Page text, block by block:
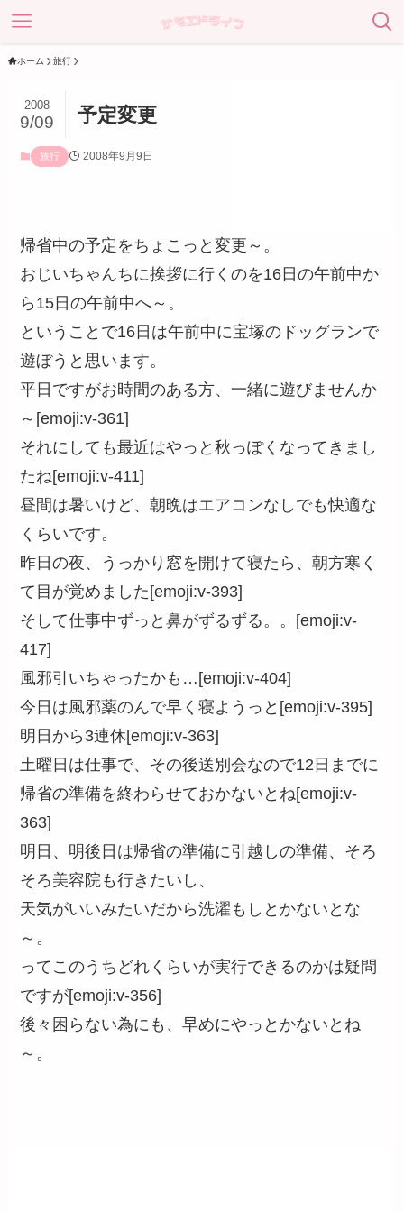
ホーム 旅行
予定変更
2008
9/09
旅行 2008年9月9日
帰省中の予定をちょこっと変更～。
おじいちゃんちに挨拶に行くのを16日の午前中か
ら15日の午前中へ～。
ということで16日は午前中に宝塚のドッグランで
遊ぼうと思います。
平日ですがお時間のある方、一緒に遊びませんか
～[emoji:v-361]
それにしても最近はやっと秋っぽくなってきまし
たね[emoji:v-411]
昼間は暑いけど、朝晩はエアコンなしでも快適な
くらいです。
昨日の夜、うっかり窓を開けて寝たら、朝方寒く
て目が覚めました[emoji:v-393]
そして仕事中ずっと鼻がずるずる。。[emoji:v-
417]
風邪引いちゃったかも…[emoji:v-404]
今日は風邪薬のんで早く寝ようっと[emoji:v-395]
明日から3連休[emoji:v-363]
土曜日は仕事で、その後送別会なので12日までに
帰省の準備を終わらせておかないとね[emoji:v-
363]
明日、明後日は帰省の準備に引越しの準備、そろ
そろ美容院も行きたいし、
天気がいいみたいだから洗濯もしとかないとな
～。
ってこのうちどれくらいが実行できるのかは疑問
ですが[emoji:v-356]
後々困らない為にも、早めにやっとかないとね
～。